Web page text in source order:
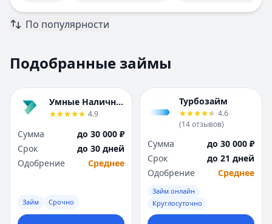
Новокузнецк
Новосибирск
О
Оренбург
Пенза
Пермь
Р
Новокузнецк
Новосибирск
О
Оренбург
Пенза
Пермь
Р
По популярности
Подобранные займы
Умные Наличные
4.9
Сумма
до 30 000 ₽
Срок
до 30 дней
Одобрение
Среднее
Займ Срочно
Турбозайм
4.6
(14отзывов)
Сумма
до 30 000 ₽
Срок
до 21 дней
Одобрение
Среднее
Займ онлайн
Круглосуточно